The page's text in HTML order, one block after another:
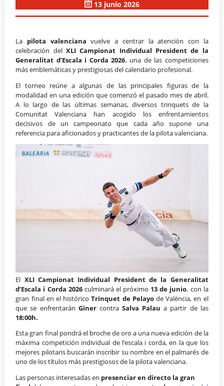
13 junio 2026
La pilota valenciana vuelve a centrar la atención con la
celebración del XLI Campionat Individual President de la
Generalitat d’Escala i Corda 2026, una de las competiciones
más emblemáticas y prestigiosas del calendario profesional.
El torneo reúne a algunas de las principales figuras de la
modalidad en una edición que comenzó el pasado mes de abril.
A lo largo de las últimas semanas, diversos trinquets de la
Comunitat Valenciana han acogido los enfrentamientos
decisivos de un campeonato que cada año supone una
referencia para aficionados y practicantes de la pilota valenciana.
El XLI Campionat Individual President de la Generalitat
d’Escala i Corda 2026culminará el próximo 13 de junio, con la
gran final en el históricoTrinquet de Pelayode València, en el
que se enfrentarán Ginercontra Salva Palau a partir de las
18:00h.
Esta gran final pondrá el broche de oro a una nueva edición de la
máxima competición individual de l’escala i corda, en la que los
mejores pilotaris buscarán inscribir su nombre en el palmarés de
uno de los títulos más prestigiosos de la pilota valenciana.
Las personas interesadas en presenciar en directo la gran